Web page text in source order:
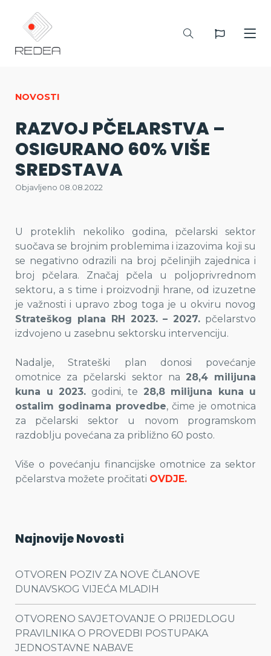
NOVOSTI
RAZVOJ PČELARSTVA –
OSIGURANO 60% VIŠE
SREDSTAVA
Objavljeno 08.08.2022
U proteklih nekoliko godina, pčelarski sektor
suočava se brojnim problemima i izazovima koji su
se negativno odrazili na broj pčelinjih zajednica i
broj pčelara. Značaj pčela u poljoprivrednom
sektoru, a s time i proizvodnji hrane, od izuzetne
je važnosti i upravo zbog toga je u okviru novog
Strateškog plana RH 2023. – 2027. pčelarstvo
izdvojeno u zasebnu sektorsku intervenciju.
Nadalje, Strateški plan donosi povećanje
omotnice za pčelarski sektor na 28,4 milijuna
kuna u 2023. godini, te 28,8 milijuna kuna u
ostalim godinama provedbe, čime je omotnica
za pčelarski sektor u novom programskom
razdoblju povećana za približno 60 posto.
Više o povećanju financijske omotnice za sektor
pčelarstva možete pročitati OVDJE.
Najnovije Novosti
OTVOREN POZIV ZA NOVE ČLANOVE
DUNAVSKOG VIJEĆA MLADIH
OTVORENO SAVJETOVANJE O PRIJEDLOGU
PRAVILNIKA O PROVEDBI POSTUPAKA
JEDNOSTAVNE NABAVE